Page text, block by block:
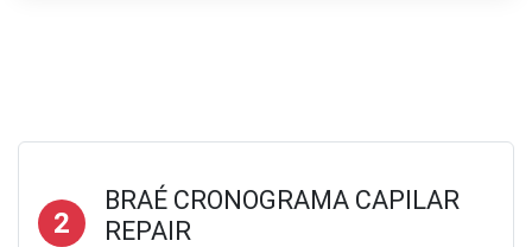
2
BRAÉ CRONOGRAMA CAPILAR
REPAIR